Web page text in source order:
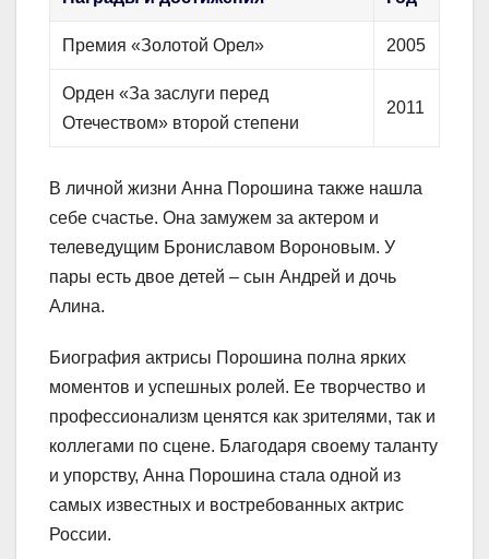
Премия «Золотой Орел» 2005
Орден «За заслуги перед
Отечеством» второй степени
2011
В личной жизни Анна Порошина также нашла
себе счастье. Она замужем за актером и
телеведущим Брониславом Вороновым. У
пары есть двое детей – сын Андрей и дочь
Алина.
Биография актрисы Порошина полна ярких
моментов и успешных ролей. Ее творчество и
профессионализм ценятся как зрителями, так и
коллегами по сцене. Благодаря своему таланту
и упорству, Анна Порошина стала одной из
самых известных и востребованных актрис
России.